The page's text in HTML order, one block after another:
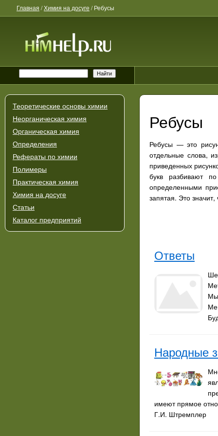
Главная /Химия на досуге /Ребусы
Теоретические основы химии
Неорганическая химия
Органическая химия
Определения
Рефераты по химии
Полимеры
Практическая химия
Химия на досуге
Статьи
Каталог предприятий
Ребусы
Ребусы — это
отдельные слова,
приведенных
букв разбивают
определенными
запятая. Это
Ответы
Народные
имеют прямое
Г.И. Штремплер